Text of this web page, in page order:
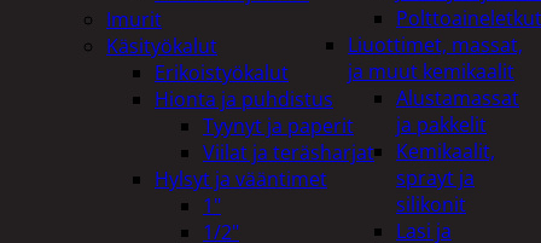
Polttoaineletkut
Liuottimet, massat,
ja muut kemikaalit
Alustamassat
ja pakkelit
Kemikaalit,
sprayt ja
silikonit
Lasi ja
Imurit
Käsityökalut
Erikoistyökalut
Hionta ja puhdistus
Tyynyt ja paperit
Viilat ja teräsharjat
Hylsyt ja vääntimet
1"
1/2"